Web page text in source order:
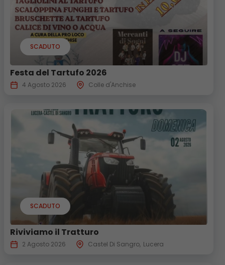
SCADUTO
Festa del Tartufo 2026
4 Agosto 2026 Colle d'Anchise
SCADUTO
Riviviamo il Tratturo
2 Agosto 2026 Castel Di Sangro Lucera